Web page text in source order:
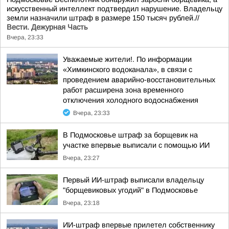
искусственный интеллект подтвердил нарушение. Владельцу
земли назначили штраф в размере 150 тысяч рублей.//
Вести. Дежурная Часть
Вчера, 23:33
Уважаемые жители!. По информации
«Химкинского водоканала», в связи с
проведением аварийно-восстановительных
работ расширена зона временного
отключения холодного водоснабжения
Вчера, 23:33
В Подмосковье штраф за борщевик на
участке впервые выписали с помощью ИИ
Вчера, 23:27
Первый ИИ-штраф выписали владельцу
"борщевиковых угодий" в Подмосковье
Вчера, 23:18
ИИ-штраф впервые прилетел собственнику